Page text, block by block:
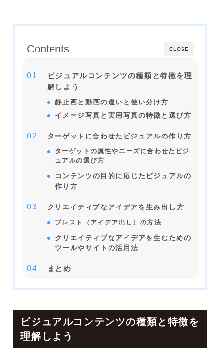
CLOSE
Contents
ビジュアルコンテンツの種類と特徴を理
解しよう
静止画と動画の違いと使い分け方
イメージ写真と実用写真の特徴と選び方
ターゲットに合わせたビジュアルの作り方
ターゲットの属性やニーズに合わせたビジ
ュアルの選び方
コンテンツの目的に応じたビジュアルの
作り方
クリエイティブなアイデアを生み出 し方
ブレスト（アイデア出し）の方法
クリエイティブなアイデアを生むための
ツールやサイトの活用法
まとめ
ビジュアルコンテンツの種類と特徴を
理解しよう